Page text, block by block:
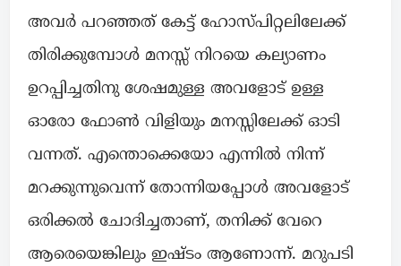
അവർ പറഞ്ഞത് കേട്ട് ഹോസ്പിറ്റലിലേക്ക്
തിരിക്കുമ്പോൾ മനസ്സ് നിറയെ കല്യാണം
ഉറപ്പിച്ചതിനു ശേഷമുള്ള അവളോട് ഉള്ള
ഓരോ ഫോൺ വിളിയും മനസ്സിലേക്ക് ഓടി
വന്നത്. എന്തൊക്കെയോ എന്നിൽ നിന്ന്
മറക്കുന്നുവെന്ന് തോന്നിയപ്പോൾ അവളോട്
ഒരിക്കൽ ചോദിച്ചതാണ്, തനിക്ക് വേറെ
ആരെയെങ്കിലും ഇഷ്ടം ആണോന്ന്. മറുപടി